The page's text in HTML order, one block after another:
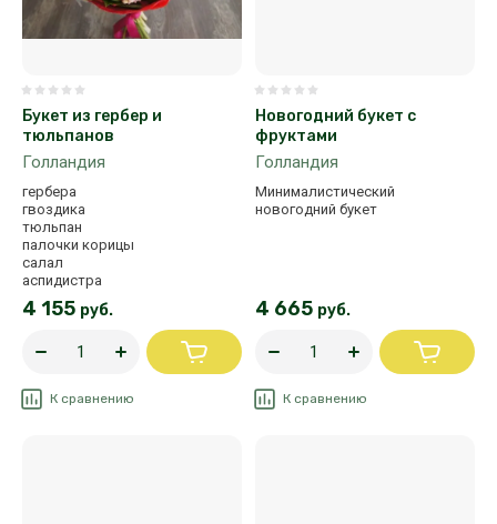
Букет из гербер и
тюльпанов
Голландия
гербера
гвоздика
тюльпан
палочки корицы
салал
аспидистра
4 155 руб.
К сравнению
Новогодний букет с
фруктами
Голландия
Минималистический
новогодний букет
4 665 руб.
К сравнению